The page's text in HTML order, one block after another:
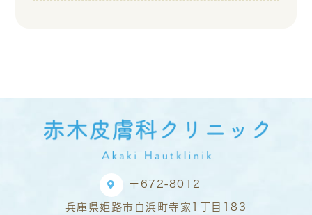
〒672-8012
兵庫県姫路市白浜町寺家1丁目183